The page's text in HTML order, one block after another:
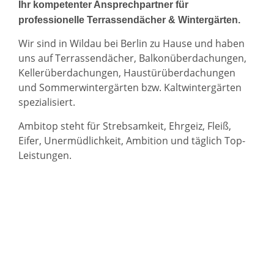
Ihr kompetenter Ansprechpartner für
professionelle Terrassendächer & Wintergärten.
Wir sind in Wildau bei Berlin zu Hause und haben
uns auf Terrassendächer, Balkonüberdachungen,
Kellerüberdachungen, Haustürüberdachungen
und Sommerwintergärten bzw. Kaltwintergärten
spezialisiert.
Ambitop steht für Strebsamkeit, Ehrgeiz, Fleiß,
Eifer, Unermüdlichkeit, Ambition und täglich Top-
Leistungen.